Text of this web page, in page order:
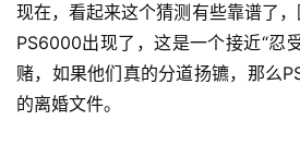
现在，看起来这个猜测有些靠谱了
PS6000出现了，这是一个接近“忍
赌，如果他们真的分道扬镳，那么
的离婚文件。